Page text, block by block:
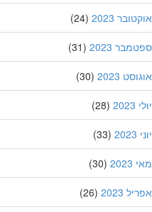
2023
(24)
2023
(31)
2023
(30)
(28)
(33)
(30)
2023
(26)